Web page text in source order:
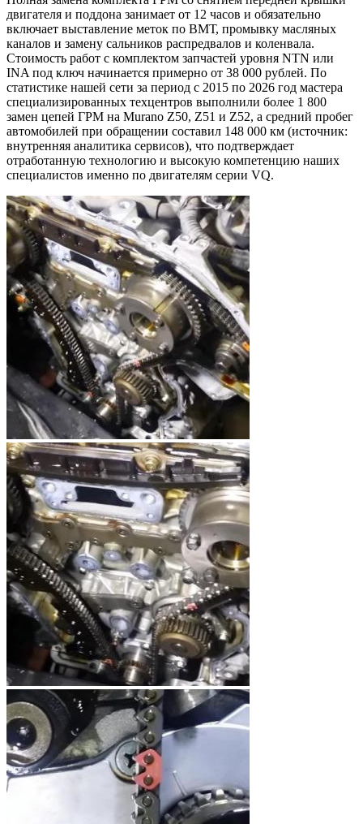
двигателя и поддона занимает от 12 часов и обязательно
включает выставление меток по ВМТ, промывку масляных
каналов и замену сальников распредвалов и коленвала.
Стоимость работ с комплектом запчастей уровня NTN или
INA под ключ начинается примерно от 38 000 рублей. По
статистике нашей сети за период с 2015 по 2026 год мастера
специализированных техцентров выполнили более 1 800
замен цепей ГРМ на Murano Z50, Z51 и Z52, а средний пробег
автомобилей при обращении составил 148 000 км (источник:
внутренняя аналитика сервисов), что подтверждает
отработанную технологию и высокую компетенцию наших
специалистов именно по двигателям серии VQ.